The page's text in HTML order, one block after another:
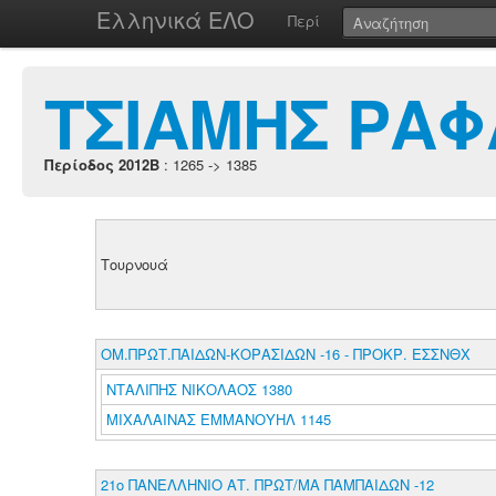
Ελληνικά ΕΛΟ Περί
ΤΣΙΑΜΗΣ
Περίοδος 2012B : 1265 -> 1385
Τουρνουά
ΟΜ.ΠΡΩΤ.ΠΑΙΔΩΝ-ΚΟΡΑΣΙΔΩΝ -16 - ΠΡΟΚΡ. ΕΣΣΝΘΧ
ΝΤΑΛΙΠΗΣ ΝΙΚΟΛΑΟΣ 1380
ΜΙΧΑΛΑΙΝΑΣ ΕΜΜΑΝΟΥΗΛ 1145
21ο ΠΑΝΕΛΛΗΝΙΟ ΑΤ. ΠΡΩΤ/ΜΑ ΠΑΜΠΑΙΔΩΝ -12